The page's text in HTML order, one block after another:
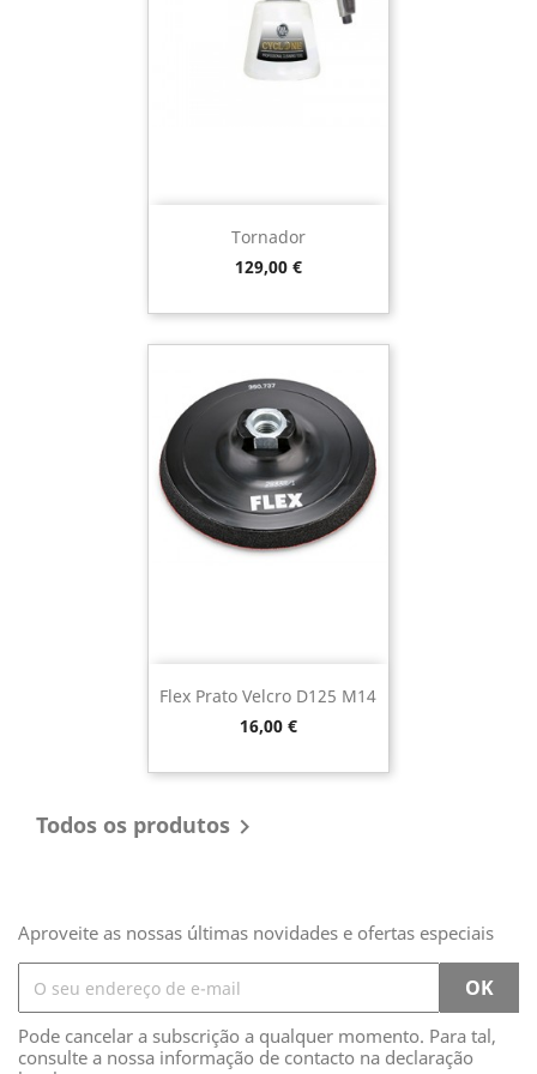
Tornador
Preço
129,00 €
Flex Prato Velcro D125 M14
Preço
16,00 €
Todos os produtos 
Aproveite as nossas últimas novidades e ofertas especiais
Pode cancelar a subscrição a qualquer momento. Para tal,
consulte a nossa informação de contacto na declaração